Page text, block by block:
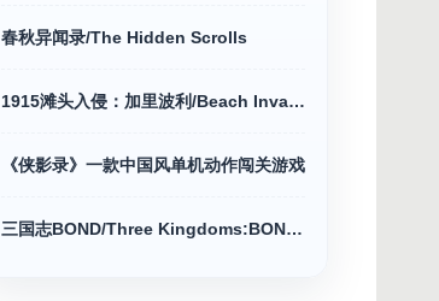
春秋异闻录/The Hidden Scrolls
1915滩头入侵：加里波利/Beach Invasion动作冒险
《侠影录》一款中国风单机动作闯关游戏
三国志BOND/Three Kingdoms:BOND/策略战棋